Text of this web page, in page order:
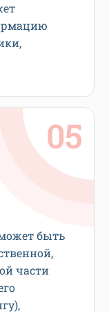
быть
части